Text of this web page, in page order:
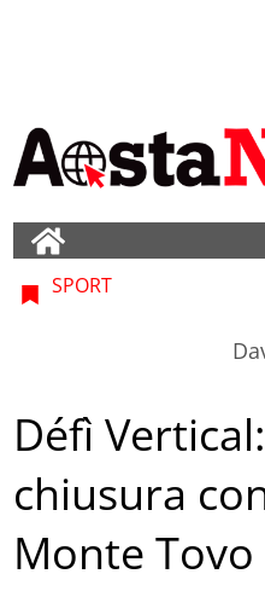
SPORT
Défì
chiusura
Monte Tovo